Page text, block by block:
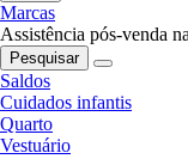
Marcas
Assistência pós-venda
Pesquisar
Saldos
Cuidados infantis
Quarto
Vestuário